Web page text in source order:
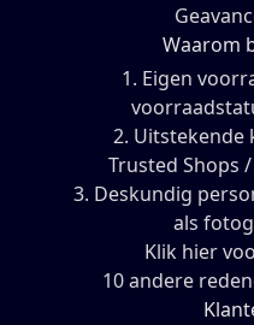
Waarom
1. Eigen
2. Uitstekende
Trusted Shops
3. Deskundig
als
Klik hier
10 andere